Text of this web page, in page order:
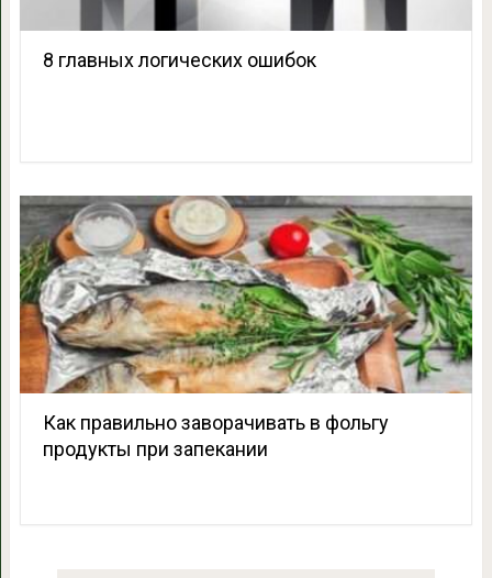
8 главных логических ошибок
Как правильно заворачивать в фольгу
продукты при запекании